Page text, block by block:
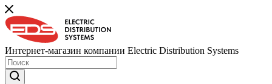
Интернет-магазин компании Electric Distribution Systems